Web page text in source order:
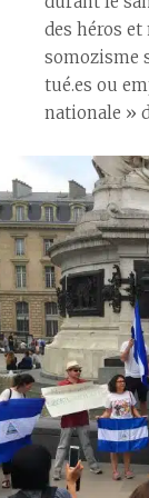
des héros
somozisme
tué.es ou
nationale »